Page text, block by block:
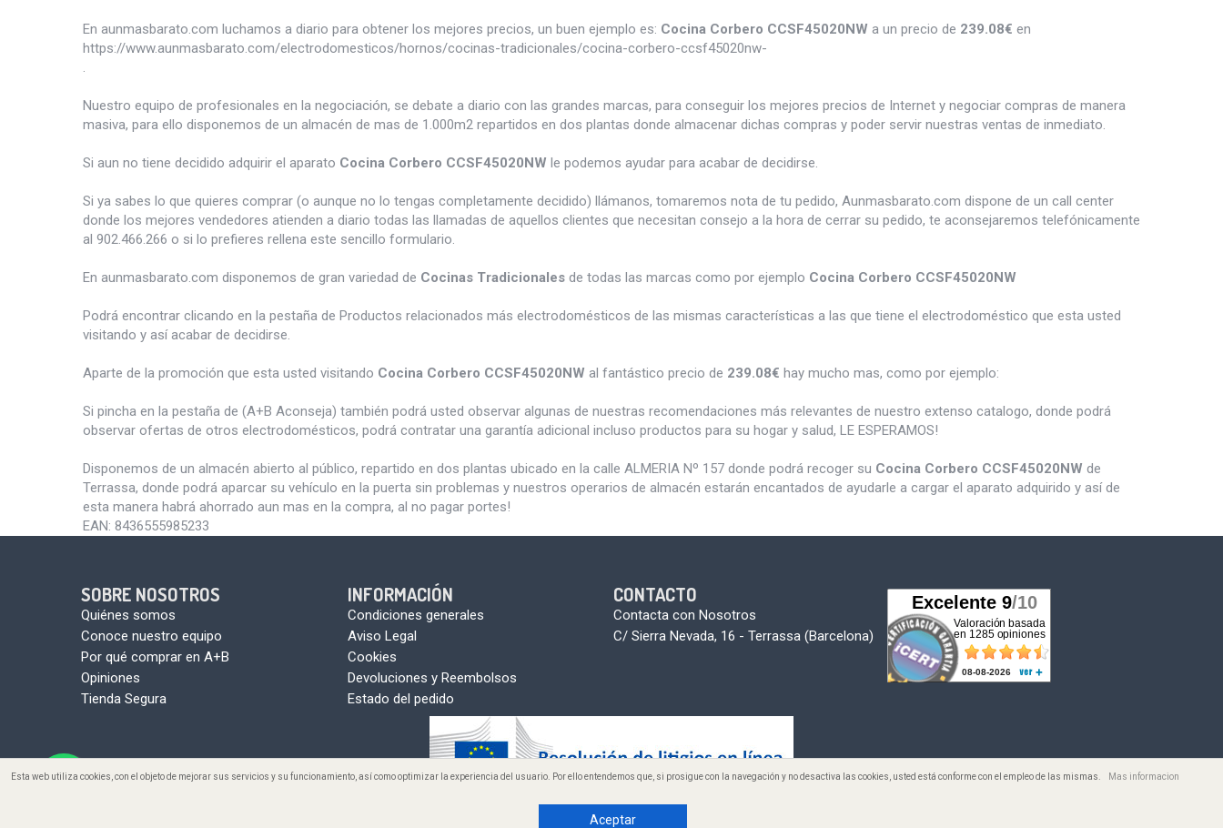
En aunmasbarato.com luchamos a diario para obtener los mejores precios, un buen ejemplo es: Cocina Corbero CCSF45020NW a un precio de 239.08€ en
https://www.aunmasbarato.com/electrodomesticos/hornos/cocinas-tradicionales/cocina-corbero-ccsf45020nw-
.
Nuestro equipo de profesionales en la negociación, se debate a diario con las grandes marcas, para conseguir los mejores precios de Internet y negociar compras de manera
masiva, para ello disponemos de un almacén de mas de 1.000m2 repartidos en dos plantas donde almacenar dichas compras y poder servir nuestras ventas de inmediato.
Si aun no tiene decidido adquirir el aparato Cocina Corbero CCSF45020NW le podemos ayudar para acabar de decidirse.
Si ya sabes lo que quieres comprar (o aunque no lo tengas completamente decidido) llámanos, tomaremos nota de tu pedido, Aunmasbarato.com dispone de un call center
donde los mejores vendedores atienden a diario todas las llamadas de aquellos clientes que necesitan consejo a la hora de cerrar su pedido, te aconsejaremos telefónicamente
al 902.466.266 o si lo prefieres rellena este sencillo formulario.
En aunmasbarato.com disponemos de gran variedad de Cocinas Tradicionales de todas las marcas como por ejemplo Cocina Corbero CCSF45020NW
Podrá encontrar clicando en la pestaña de Productos relacionados más electrodomésticos de las mismas características a las que tiene el electrodoméstico que esta usted
visitando y así acabar de decidirse.
Aparte de la promoción que esta usted visitando Cocina Corbero CCSF45020NW al fantástico precio de 239.08€ hay mucho mas, como por ejemplo:
Si pincha en la pestaña de (A+B Aconseja) también podrá usted observar algunas de nuestras recomendaciones más relevantes de nuestro extenso catalogo, donde podrá
observar ofertas de otros electrodomésticos, podrá contratar una garantía adicional incluso productos para su hogar y salud, LE ESPERAMOS!
Disponemos de un almacén abierto al público, repartido en dos plantas ubicado en la calle ALMERIA Nº 157 donde podrá recoger su Cocina Corbero CCSF45020NW de
Terrassa, donde podrá aparcar su vehículo en la puerta sin problemas y nuestros operarios de almacén estarán encantados de ayudarle a cargar el aparato adquirido y así de
esta manera habrá ahorrado aun mas en la compra, al no pagar portes!
EAN: 8436555985233
SOBRE NOSOTROS
Quiénes somos
Conoce nuestro equipo
Por qué comprar en A+B
Opiniones
Tienda Segura
INFORMACIÓN
Condiciones generales
Aviso Legal
Cookies
Devoluciones y Reembolsos
Estado del pedido
CONTACTO
Contacta con Nosotros
C/ Sierra Nevada, 16 - Terrassa (Barcelona)
Esta web utiliza cookies, con el objeto de mejorar sus servicios y su funcionamiento, así como optimizar la experiencia del usuario. Por ello entendemos que, si prosigue con la navegación y no desactiva las cookies, usted está conforme con el empleo de las mismas. Mas informacion